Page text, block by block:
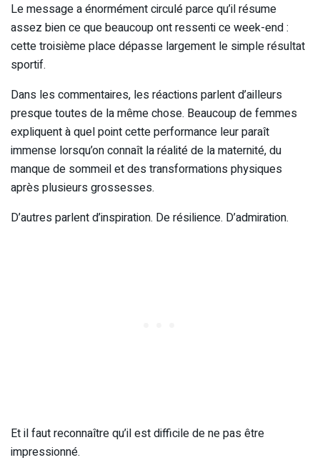
Le message a énormément circulé parce qu’il résume
assez bien ce que beaucoup ont ressenti ce week-end :
cette troisième place dépasse largement le simple résultat
sportif.
Dans les commentaires, les réactions parlent d’ailleurs
presque toutes de la même chose. Beaucoup de femmes
expliquent à quel point cette performance leur paraît
immense lorsqu’on connaît la réalité de la maternité, du
manque de sommeil et des transformations physiques
après plusieurs grossesses.
D’autres parlent d’inspiration. De résilience. D’admiration.
Et il faut reconnaître qu’il est difficile de ne pas être
impressionné.